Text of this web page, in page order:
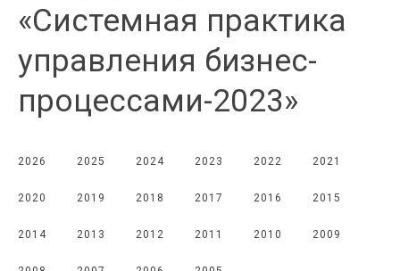
«Системная практика
управления бизнес-
процессами-2023»
2026 2025 2024 2023 2022 2021
2020 2019 2018 2017 2016 2015
2014 2013 2012 2011 2010 2009